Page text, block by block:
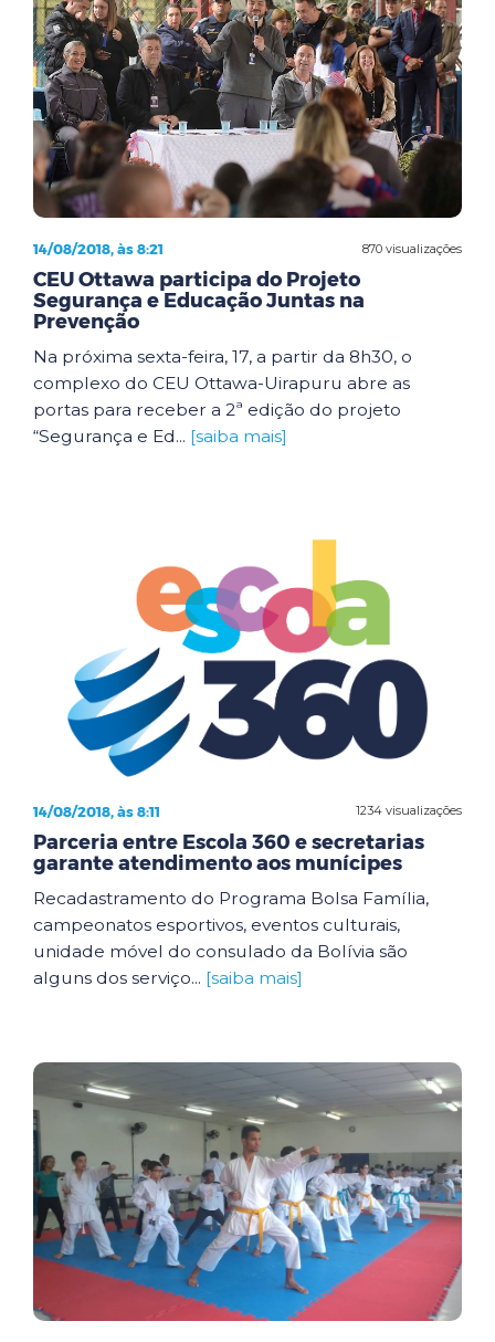
870 visualizações
14/08/2018, às 8:21
CEU Ottawa participa do Projeto
Segurança e Educação Juntas na
Prevenção
Na próxima sexta-feira, 17, a partir da 8h30, o
complexo do CEU Ottawa-Uirapuru abre as
portas para receber a 2ª edição do projeto
“Segurança e Ed... [saiba mais]
1234 visualizações
14/08/2018, às 8:11
Parceria entre Escola 360 e secretarias
garante atendimento aos munícipes
Recadastramento do Programa Bolsa Família,
campeonatos esportivos, eventos culturais,
unidade móvel do consulado da Bolívia são
alguns dos serviço... [saiba mais]